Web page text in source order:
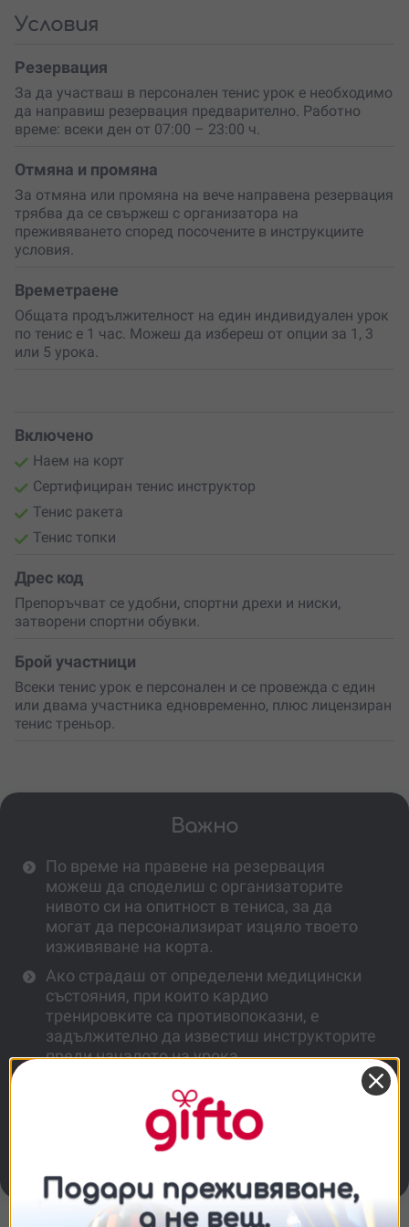
под внимание. Тенис урокът ще бъде съобразен с
твоята подготовка, възраст и други фактори.
Условия
Резервация
За да участваш в персонален тенис урок е необходимо
да направиш резервация предварително. Работно
време: всеки ден от 07:00 – 23:00 ч.
Отмяна и промяна
За отмяна или промяна на вече направена резервация
трябва да се свържеш с организатора на
преживяването според посочените в инструкциите
условия.
Времетраене
Общата продължителност на един индивидуален урок
по тенис е 1 час. Можеш да избереш от опции за 1, 3
или 5 урока.
Включено
Наем на корт
Сертифициран тенис инструктор
Тенис ракета
Тенис топки
Дрес код
Препоръчват се удобни, спортни дрехи и ниски,
затворени спортни обувки.
Брой участници
Всеки тенис урок е персонален и се провежда с един
или двама участника едновременно, плюс лицензиран
тенис треньор.
Важно
По време на правене на резервация
можеш да споделиш с организаторите
нивото си на опитност в тениса, за да
могат да персонализират изцяло твоето
изживяване на корта.
Ако страдаш от определени медицински
състояния, при които кардио
тренировките са противопоказни, е
задължително да известиш инструкторите
преди началото на урока.
Един ваучер важи за един или двама души
едновременно. Една тренировка трае
един час, като можеш да избереш от
опции ваучер за една, три или пет
Съгласие Подробности Относно